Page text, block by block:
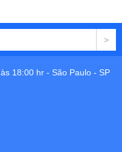
18:00 hr - São Paulo - SP